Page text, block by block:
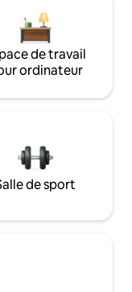
de travail
ordinateur
de sport